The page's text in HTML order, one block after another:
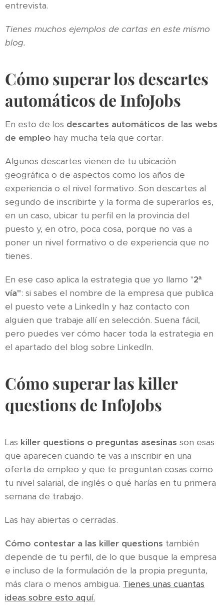
entrevista.
Tienes muchos ejemplos de cartas en este mismo
blog.
Cómo superar los descartes
automáticos de InfoJobs
En esto de los descartes automáticos de las webs
de empleo hay mucha tela que cortar.
Algunos descartes vienen de tu ubicación
geográfica o de aspectos como los años de
experiencia o el nivel formativo. Son descartes al
segundo de inscribirte y la forma de superarlos es,
en un caso, ubicar tu perfil en la provincia del
puesto y, en otro, poca cosa, porque no vas a
poner un nivel formativo o de experiencia que no
tienes.
En ese caso aplica la estrategia que yo llamo "2ª
vía": si sabes el nombre de la empresa que publica
el puesto vete a LinkedIn y haz contacto con
alguien que trabaje allí en selección. Suena fácil,
pero puedes ver cómo hacer toda la estrategia en
el apartado del blog sobre LinkedIn.
Cómo superar las killer
questions de InfoJobs
Las killer questions o preguntas asesinas son esas
que aparecen cuando te vas a inscribir en una
oferta de empleo y que te preguntan cosas como
tu nivel salarial, de inglés o qué harías en tu primera
semana de trabajo.
Las hay abiertas o cerradas.
Cómo contestar a las killer questions también
depende de tu perfil, de lo que busque la empresa
e incluso de la formulación de la propia pregunta,
más clara o menos ambigua. Tienes unas cuantas
ideas sobre esto aquí.